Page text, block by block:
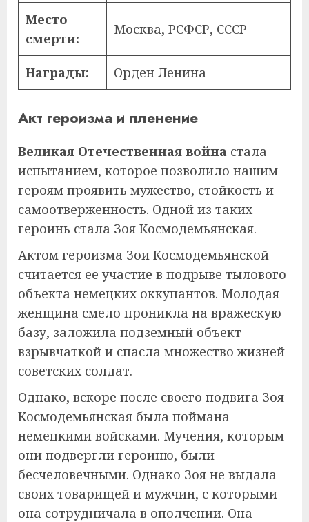
Место
смерти:
Москва, РСФСР, СССР
Награды: Орден Ленина
Акт героизма и пленение
Великая Отечественная война стала
испытанием, которое позволило нашим
героям проявить мужество, стойкость и
самоотверженность. Одной из таких
героинь стала Зоя Космодемьянская.
Актом героизма Зои Космодемьянской
считается ее участие в подрыве тылового
объекта немецких оккупантов. Молодая
женщина смело проникла на вражескую
базу, заложила подземный объект
взрывчаткой и спасла множество жизней
советских солдат.
Однако, вскоре после своего подвига Зоя
Космодемьянская была поймана
немецкими войсками. Мучения, которым
они подвергли героиню, были
бесчеловечными. Однако Зоя не выдала
своих товарищей и мужчин, с которыми
она сотрудничала в ополчении. Она